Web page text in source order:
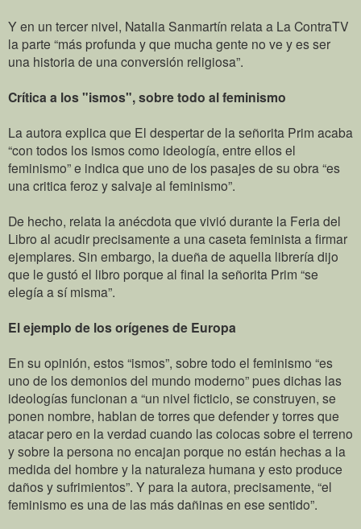
Y en un tercer nivel, Natalia Sanmartín relata a La ContraTV
la parte “más profunda y que mucha gente no ve y es ser
una historia de una conversión religiosa”.
Crítica a los "ismos", sobre todo al feminismo
La autora explica que El despertar de la señorita Prim acaba
“con todos los ismos como ideología, entre ellos el
feminismo” e indica que uno de los pasajes de su obra “es
una critica feroz y salvaje al feminismo”.
De hecho, relata la anécdota que vivió durante la Feria del
Libro al acudir precisamente a una caseta feminista a firmar
ejemplares. Sin embargo, la dueña de aquella librería dijo
que le gustó el libro porque al final la señorita Prim “se
elegía a sí misma”.
El ejemplo de los orígenes de Europa
En su opinión, estos “ismos”, sobre todo el feminismo “es
uno de los demonios del mundo moderno” pues dichas las
ideologías funcionan a “un nivel ficticio, se construyen, se
ponen nombre, hablan de torres que defender y torres que
atacar pero en la verdad cuando las colocas sobre el terreno
y sobre la persona no encajan porque no están hechas a la
medida del hombre y la naturaleza humana y esto produce
daños y sufrimientos”. Y para la autora, precisamente, “el
feminismo es una de las más dañinas en ese sentido”.